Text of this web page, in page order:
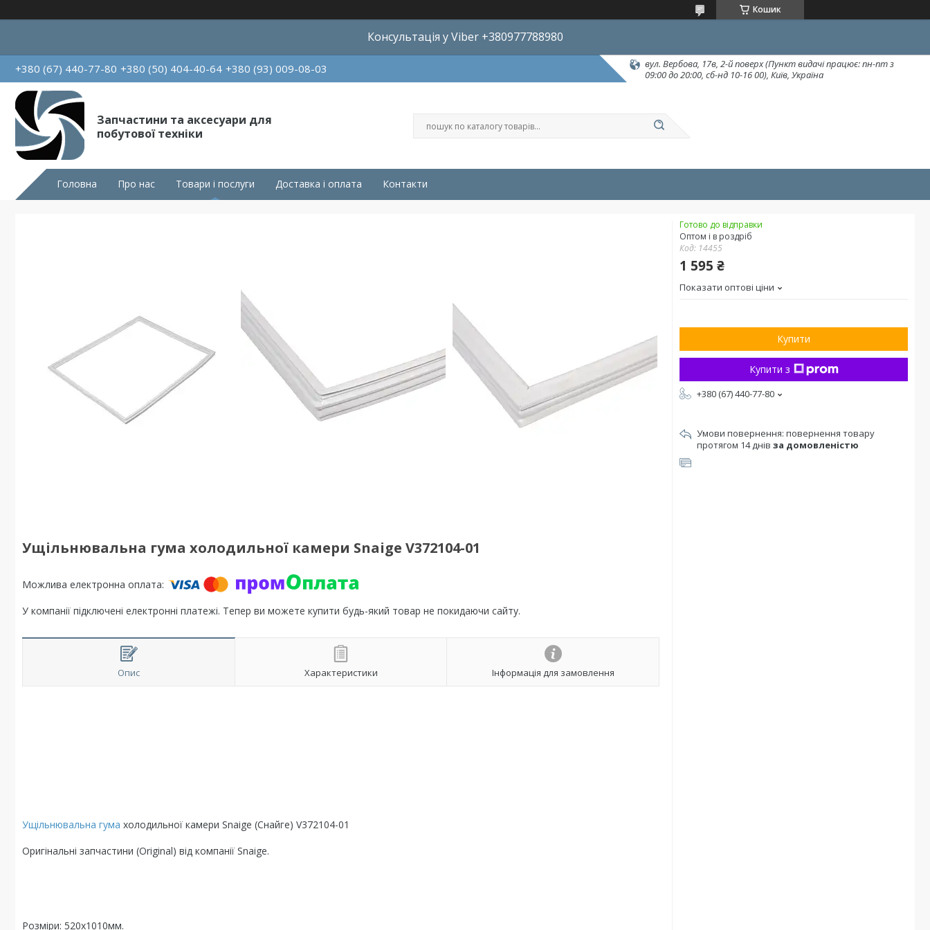
Кошик
Консультація у Viber +380977788980
+380 (67) 440-77-80 +380 (50) 404-40-64 +380 (93) 009-08-03
вул. Вербова, 17в, 2-й поверх (Пункт видачі працює: пн-пт з
09:00 до 20:00, сб-нд 10-16 00), Київ, Україна
Запчастини та аксесуари для
побутової техніки
Головна Про нас Товари і послуги Доставка і оплата Контакти
Ущільнювальна гума холодильної камери Snaige V372104-01
У компанії підключені електронні платежі. Тепер ви можете купити будь-який товар не покидаючи сайту.
Опис Характеристики Інформація для замовлення
Ущільнювальна гума холодильної камери Snaige (Снайге) V372104-01
Оригінальні запчастини (Original) від компанії Snaige.
Розміри: 520х1010мм.
Готово до відправки
Оптом і в роздріб
Код: 14455
1 595 ₴
Показати оптові ціни
Купити
Купити з
+380 (67) 440-77-80
повернення товару
протягом 14 днів за домовленістю